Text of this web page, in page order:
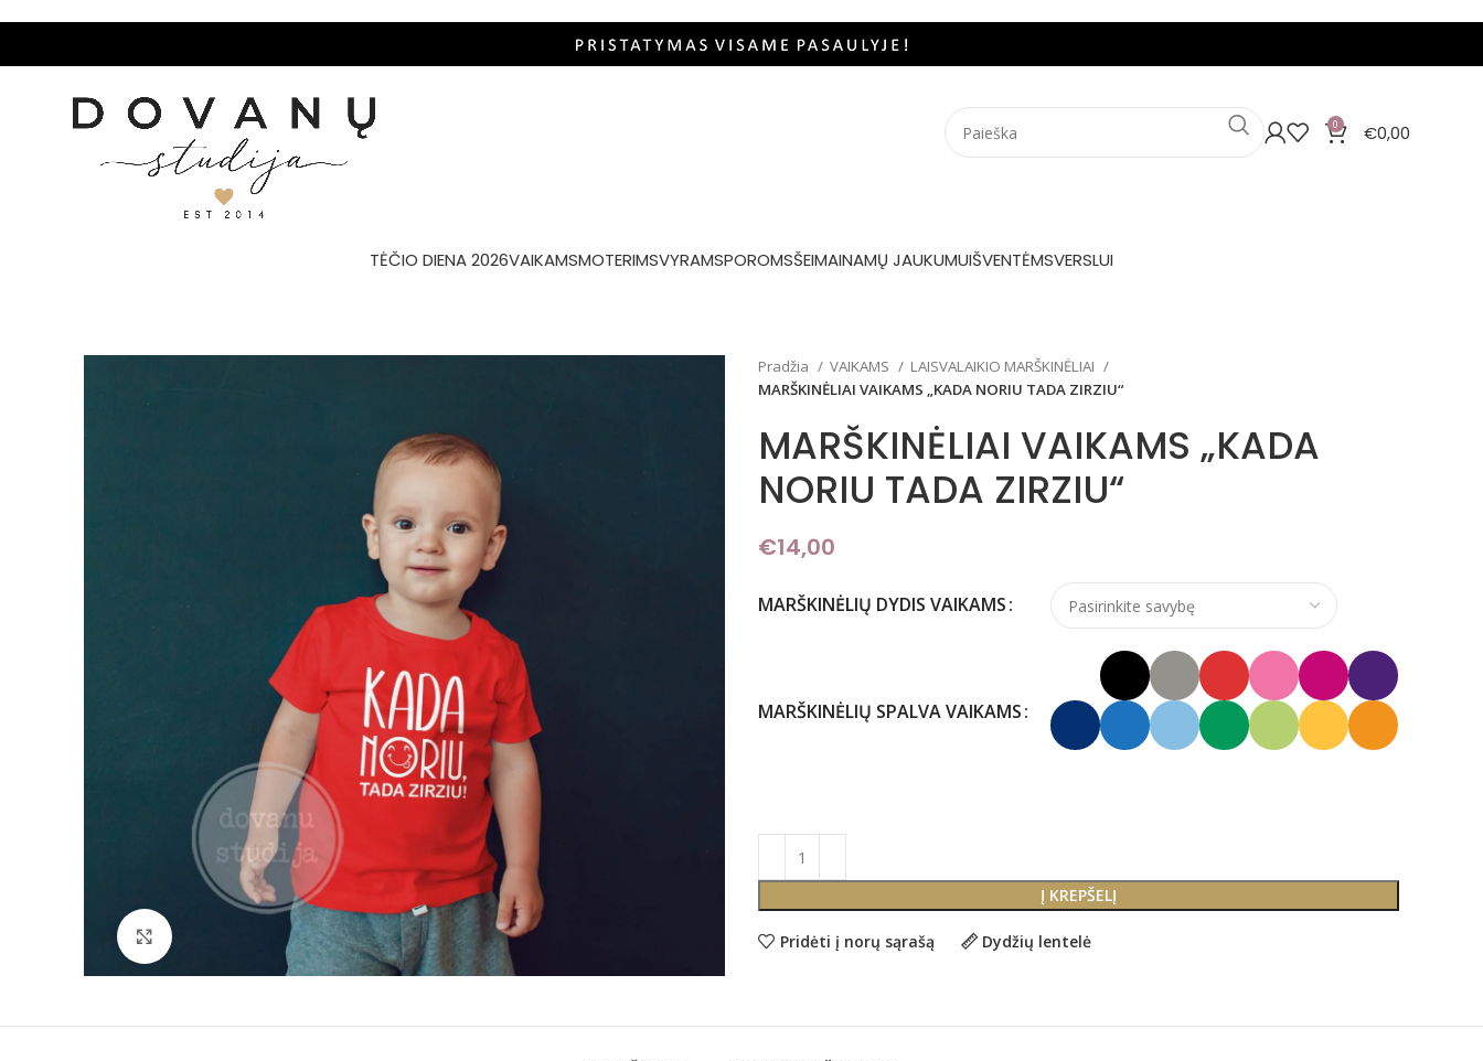
0 €0,00
TĖČIO DIENA 2026VAIKAMSMOTERIMSVYRAMSPOROMSŠEIMAINAMŲ JAUKUMUIŠVENTĖMSVERSLUI
Pradžia VAIKAMS
LAISVALAIKIO MARŠKINĖLIAI
MARŠKINĖLIAI VAIKAMS „KADA NORIU TADA ZIRZIU“
MARŠKINĖLIAI VAIKAMS „KADA
NORIU TADA ZIRZIU“
€14,00
MARŠKINĖLIŲ DYDIS VAIKAMS
MARŠKINĖLIŲ SPALVA VAIKAMS
Į KREPŠELĮ
Pridėti į norų sąrašą Dydžių lentelė